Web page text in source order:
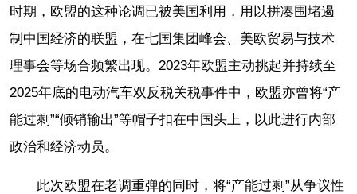
时期，欧盟的这种论调已被美国利用，用以拼凑围堵遏
制中国经济的联盟，在七国集团峰会、美欧贸易与技术
理事会等场合频繁出现。2023年欧盟主动挑起并持续至
2025年底的电动汽车双反税关税事件中，欧盟亦曾将“产
能过剩”“倾销输出”等帽子扣在中国头上，以此进行内部
政治和经济动员。
此次欧盟在老调重弹的同时，将“产能过剩”从争议性